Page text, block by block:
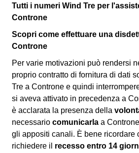
Tutti i numeri Wind Tre per
Controne
Scopri come effettuare una
Controne
Per varie motivazioni può rendersi
proprio contratto di fornitura di dati
Tre a Controne e quindi
si aveva attivato in precedenza a
è acclarata la presenza della
necessario comunicarla a
gli appositi canali. È bene ricordare
richiedere il recesso entro 14